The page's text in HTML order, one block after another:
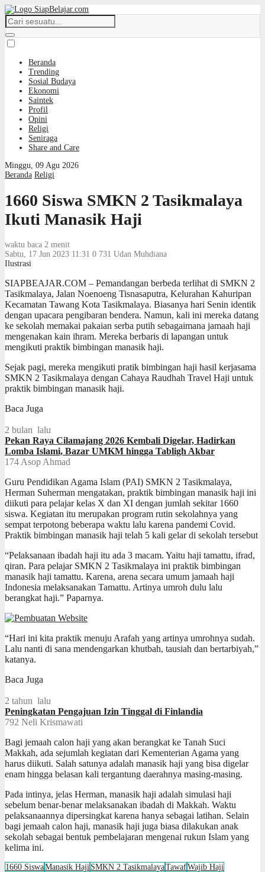
Beranda
Trending
Sosial Budaya
Ekonomi
Saintek
Profil
Opini
Religi
Seniraga
Share and Care
Minggu, 09 Agu 2026
Beranda Religi
1660 Siswa SMKN 2 Tasikmalaya
Ikuti Manasik Haji
waktu baca 2 menit
Sabtu, 17 Jun 2023 11:31 0 731 Udan Muhdiana
Ilustrasi
SIAPBEAJAR.COM – Pemandangan berbeda terlihat di SMKN 2
Tasikmalaya, Jalan Noenoeng Tisnasaputra, Kelurahan Kahuripan
Kecamatan Tawang Kota Tasikmalaya. Biasanya hari Senin identik
dengan upacara pengibaran bendera. Namun, kali ini mereka datang
ke sekolah memakai pakaian serba putih sebagaimana jamaah haji
mengenakan kain ihram. Mereka berbaris di lapangan untuk
mengikuti praktik bimbingan manasik haji.
Sejak pagi, mereka mengikuti pratik bimbingan haji hasil kerjasama
SMKN 2 Tasikmalaya dengan Cahaya Raudhah Travel Haji untuk
praktik bimbingan manasik haji.
Baca Juga
2 bulan lalu
Pekan Raya Cilamajang 2026 Kembali Digelar, Hadirkan
Lomba Islami, Bazar UMKM hingga Tabligh Akbar
174 Asop Ahmad
Guru Pendidikan Agama Islam (PAI) SMKN 2 Tasikmalaya,
Herman Suherman mengatakan, praktik bimbingan manasik haji ini
diikuti para pelajar kelas X dan XI dengan jumlah sekitar 1660
siswa. Kegiatan itu merupakan program rutin sekolahnya yang
sempat terpotong beberapa waktu lalu karena pandemi Covid.
Praktik bimbingan manasik haji telah 5 kali gelar di sekolah tersebut
“Pelaksanaan ibadah haji itu ada 3 macam. Yaitu haji tamattu, ifrad,
qiran. Para pelajar SMKN 2 Tasikmalaya ini praktik bimbingan
manasik haji tamattu. Karena, arena secara umum jamaah haji
Indonesia melaksanakan Tamattu. Artinya umroh dulu lalu
berangkat haji.” Paparnya.
“Hari ini kita praktik menuju Arafah yang artinya umrohnya sudah.
Lalu nanti di sana mendengarkan khutbah, tausiah dan bertarbiyah,”
katanya.
Baca Juga
2 tahun lalu
Peningkatan Pengajuan Izin Tinggal di Finlandia
792 Neli Krismawati
Bagi jemaah calon haji yang akan berangkat ke Tanah Suci
Makkah, ada sejumlah kegiatan dari Kementerian Agama yang
harus diikuti. Salah satunya adalah manasik haji yang bisa digelar
enam hingga belasan kali tergantung daerahnya masing-masing.
Pada intinya, jelas Herman, manasik haji adalah simulasi haji
sebelum benar-benar melaksanakan ibadah di Makkah. Waktu
pelaksanaannya dipersingkat karena hanya sebagai latihan. Selain
bagi jemaah calon haji, manasik haji juga biasa dilakukan anak
sekolah sebagai bentuk pembelajaran mengenai rukun Islam yang
kelima ini.
1660 SiswaManasik Haji SMKN 2 TasikmalayaTawafWajib Haji